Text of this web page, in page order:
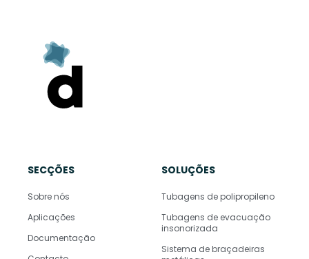
SECÇÕES
Sobre nós
Aplicações
Documentação
SOLUÇÕES
Tubagens de polipropileno
Tubagens de evacuação
insonorizada
Sistema de braçadeiras